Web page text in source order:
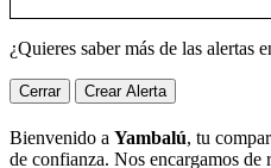
¿Quieres saber más de las alertas
Cerrar Crear Alerta
Bienvenido a Yambalú, tu
de confianza. Nos encargamos de